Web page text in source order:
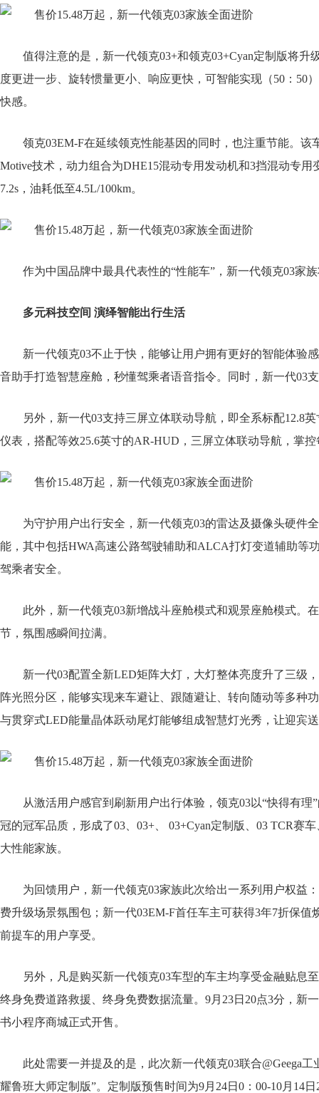
值得注意的是，新一代领克03+和领克03+Cyan定制版将
度更进一步、旋转惯量更小、响应更快，可智能实现（50：50
快感。
领克03EM-F在延续领克性能基因的同时，也注重节能。
Motive技术，动力组合为DHE15混动专用发动机和3挡混动专
7.2s，油耗低至4.5L/100km。
作为中国品牌中最具代表性的“性能车”，新一代领克03家
多元科技空间 演绎智能出行生活
新一代领克03不止于快，能够让用户拥有更好的智能体验
音助手打造智慧座舱，秒懂驾乘者语音指令。同时，新一代03
另外，新一代03支持三屏立体联动导航，即全系标配12.8
仪表，搭配等效25.6英寸的AR-HUD，三屏立体联动导航，掌
为守护用户出行安全，新一代领克03的雷达及摄像头硬件
能，其中包括HWA高速公路驾驶辅助和ALCA打灯变道辅助等
驾乘者安全。
此外，新一代领克03新增战斗座舱模式和观景座舱模式。
节，氛围感瞬间拉满。
新一代03配置全新LED矩阵大灯，大灯整体亮度升了三级
阵光照分区，能够实现来车避让、跟随避让、转向随动等多种
与贯穿式LED能量晶体跃动尾灯能够组成智慧灯光秀，让迎宾
从激活用户感官到刷新用户出行体验，领克03以“快得有
冠的冠军品质，形成了03、03+、 03+Cyan定制版、03 TCR赛
大性能家族。
为回馈用户，新一代领克03家族此次给出一系列用户权益
费升级场景氛围包；新一代03EM-F首任车主可获得3年7折保
前提车的用户享受。
另外，凡是购买新一代领克03车型的车主均享受金融贴息
终身免费道路救援、终身免费数据流量。9月23日20点3分，新
书小程序商城正式开售。
此处需要一并提及的是，此次新一代领克03联合@Geega
耀鲁班大师定制版”。定制版预售时间为9月24日0：00-10月14